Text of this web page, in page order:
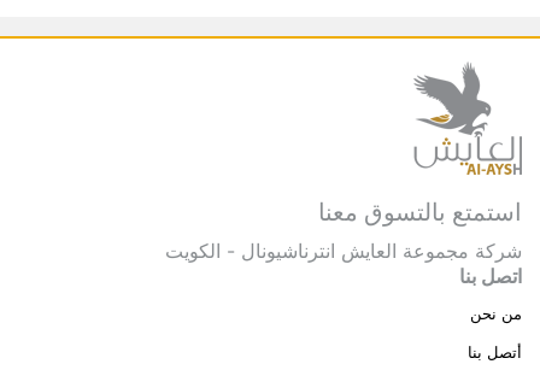
استمتع بالتسوق معنا
شركة مجموعة العايش انترناشيونال - الكويت
اتصل بنا
من نحن
أتصل بنا